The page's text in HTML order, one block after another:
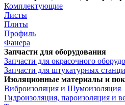
Комплектующие
Листы
Плиты
Профиль
Фанера
Запчасти для оборудования
Запчасти для окрасочного
Запчасти для штукатурных
Изоляционные материалы и
Виброизоляция и Шумоизоляция
Гидроизоляция, пароизоляция и